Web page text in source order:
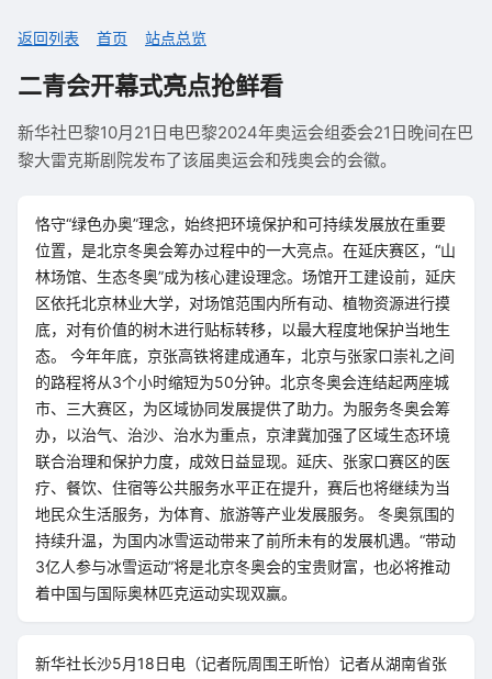
返回列表 首页 站点总览
二青会开幕式亮点抢鲜看
新华社巴黎10月21日电巴黎2024年奥运会组委会21日晚间在巴
黎大雷克斯剧院发布了该届奥运会和残奥会的会徽。
恪守“绿色办奥”理念，始终把环境保护和可持续发展放在重要
位置，是北京冬奥会筹办过程中的一大亮点。在延庆赛区，“山
林场馆、生态冬奥”成为核心建设理念。场馆开工建设前，延庆
区依托北京林业大学，对场馆范围内所有动、植物资源进行摸
底，对有价值的树木进行贴标转移，以最大程度地保护当地生
态。 今年年底，京张高铁将建成通车，北京与张家口崇礼之间
的路程将从3个小时缩短为50分钟。北京冬奥会连结起两座城
市、三大赛区，为区域协同发展提供了助力。为服务冬奥会筹
办，以治气、治沙、治水为重点，京津冀加强了区域生态环境
联合治理和保护力度，成效日益显现。延庆、张家口赛区的医
疗、餐饮、住宿等公共服务水平正在提升，赛后也将继续为当
地民众生活服务，为体育、旅游等产业发展服务。 冬奥氛围的
持续升温，为国内冰雪运动带来了前所未有的发展机遇。“带动
3亿人参与冰雪运动”将是北京冬奥会的宝贵财富，也必将推动
着中国与国际奥林匹克运动实现双赢。
新华社长沙5月18日电（记者阮周围王昕怡）记者从湖南省张